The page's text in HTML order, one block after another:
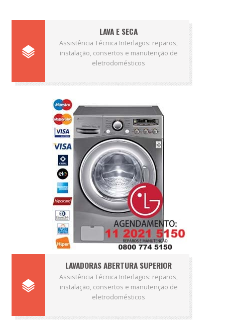
LAVA E SECA
Assistência Técnica Interlagos: reparos,
instalação, consertos e manutenção de
eletrodomésticos
LAVADORAS ABERTURA SUPERIOR
Assistência Técnica Interlagos: reparos,
instalação, consertos e manutenção de
eletrodomésticos